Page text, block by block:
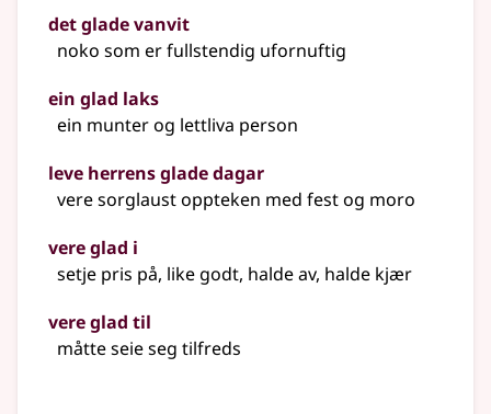
det glade vanvit
noko som er fullstendig ufornuftig
ein glad laks
ein munter og lettliva person
leve herrens glade dagar
vere sorglaust oppteken med fest og moro
vere glad i
setje pris på, like godt, halde av, halde kjær
vere glad til
måtte seie seg tilfreds